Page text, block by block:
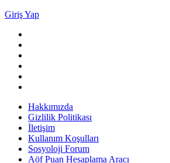
Giriş Yap
Hakkımızda
Gizlilik Politikası
İletişim
Kullanım Koşulları
Sosyoloji Forum
Aöf Puan Hesaplama Aracı